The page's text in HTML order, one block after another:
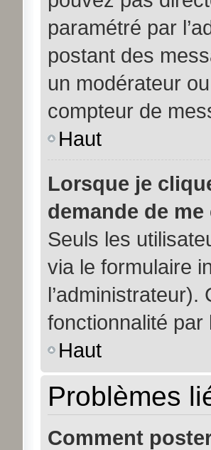
paramétré par
postant des
un modérateur
compteur de
Haut
Lorsque je
demande de
Seuls les
via le formulaire
fonctionnalité par
Haut
Problèmes
Comment